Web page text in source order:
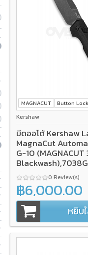
MAGNACUT Button Lock
Kershaw
มีดออโต้ Kershaw
MagnaCut
G-10 (MAGNACUT
0 Review(s)
฿6,000.00
หยิบ